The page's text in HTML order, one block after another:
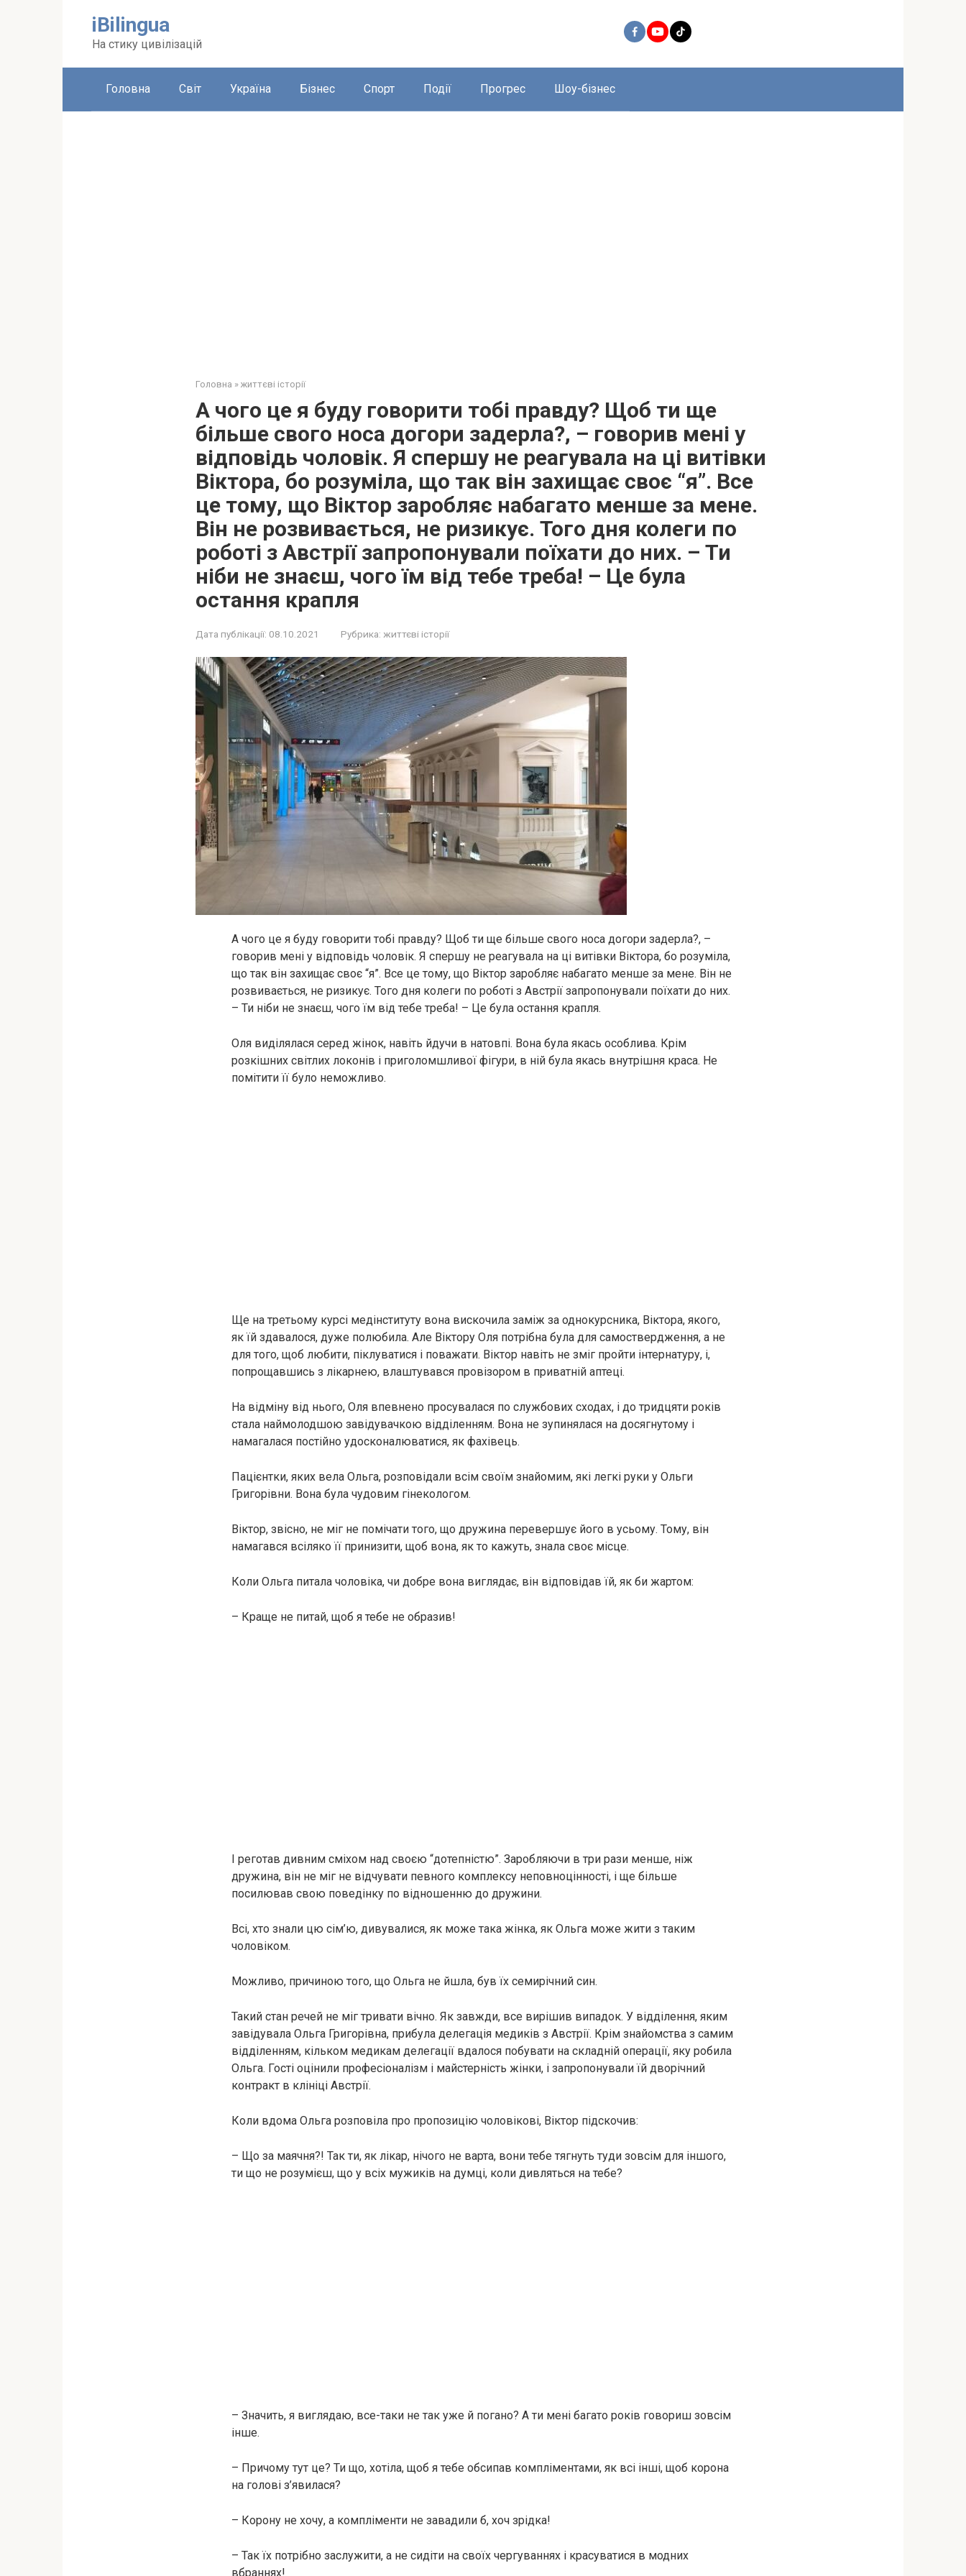
iBilingua
На стику цивілізацій
Головна Світ Україна Бізнес Спорт Події Прогрес Шоу-бізнес
Головна » життєві історії
А чого це я буду говорити тобі правду? Щоб ти ще
більше свого носа догори задерла?, – говорив мені у
відповідь чоловік. Я спершу не реагувала на ці витівки
Віктора, бо розуміла, що так він захищає своє “я”. Все
це тому, що Віктор заробляє набагато менше за мене.
Він не розвивається, не ризикує. Того дня колеги по
роботі з Австрії запропонували поїхати до них. – Ти
ніби не знаєш, чого їм від тебе треба! – Це була
остання крапля
Дата публікації: 08.10.2021 Рубрика: життєві історії
А чого це я буду говорити тобі правду? Щоб ти ще більше свого носа догори задерла?, –
говорив мені у відповідь чоловік. Я спершу не реагувала на ці витівки Віктора, бо розуміла,
що так він захищає своє “я”. Все це тому, що Віктор заробляє набагато менше за мене. Він не
розвивається, не ризикує. Того дня колеги по роботі з Австрії запропонували поїхати до них.
– Ти ніби не знаєш, чого їм від тебе треба! – Це була остання крапля.
Оля виділялася серед жінок, навіть йдучи в натовпі. Вона була якась особлива. Крім
розкішних світлих локонів і приголомшливої фігури, в ній була якась внутрішня краса. Не
помітити її було неможливо.
Ще на третьому курсі медінституту вона вискочила заміж за однокурсника, Віктора, якого,
як їй здавалося, дуже полюбила. Але Віктору Оля потрібна була для самоствердження, а не
для того, щоб любити, піклуватися і поважати. Віктор навіть не зміг пройти інтернатуру, і,
попрощавшись з лікарнею, влаштувався провізором в приватній аптеці.
На відміну від нього, Оля впевнено просувалася по службових сходах, і до тридцяти років
стала наймолодшою ​​завідувачкою відділенням. Вона не зупинялася на досягнутому і
намагалася постійно удосконалюватися, як фахівець.
Пацієнтки, яких вела Ольга, розповідали всім своїм знайомим, які легкі руки у Ольги
Григорівни. Вона була чудовим гінекологом.
Віктор, звісно, не міг не помічати того, що дружина перевершує його в усьому. Тому, він
намагався всіляко її принизити, щоб вона, як то кажуть, знала своє місце.
Коли Ольга питала чоловіка, чи добре вона виглядає, він відповідав їй, як би жартом:
– Краще не питай, щоб я тебе не образив!
І реготав дивним сміхом над своєю “дотепністю”. Заробляючи в три рази менше, ніж
дружина, він не міг не відчувати певного комплексу неповноцінності, і ще більше
посилював свою поведінку по відношенню до дружини.
Всі, хто знали цю сім’ю, дивувалися, як може така жінка, як Ольга може жити з таким
чоловіком.
Можливо, причиною того, що Ольга не йшла, був їх семирічний син.
Такий стан речей не міг тривати вічно. Як завжди, все вирішив випадок. У відділення, яким
завідувала Ольга Григорівна, прибула делегація медиків з Австрії. Крім знайомства з самим
відділенням, кільком медикам делегації вдалося побувати на складній операції, яку робила
Ольга. Гості оцінили професіоналізм і майстерність жінки, і запропонували їй дворічний
контракт в клініці Австрії.
Коли вдома Ольга розповіла про пропозицію чоловікові, Віктор підскочив:
– Що за маячня?! Так ти, як лікар, нічого не варта, вони тебе тягнуть туди зовсім для іншого,
ти що не розумієш, що у всіх мужиків на думці, коли дивляться на тебе?
– Значить, я виглядаю, все-таки не так уже й погано? А ти мені багато років говориш зовсім
інше.
– Причому тут це? Ти що, хотіла, щоб я тебе обсипав компліментами, як всі інші, щоб корона
на голові з’явилася?
– Корону не хочу, а компліменти не завадили б, хоч зрідка!
– Так їх потрібно заслужити, а не сидіти на своїх чергуваннях і красуватися в модних
вбраннях!